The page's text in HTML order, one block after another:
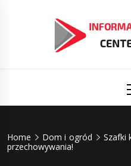
Home Dom i ogród
Szafki
przechowywania!